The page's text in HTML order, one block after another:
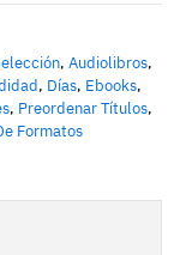
, Audiolibros,
, Días, Ebooks,
, Preordenar Títulos,
Formatos